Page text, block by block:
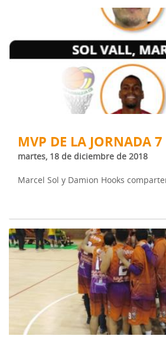
MVP DE LA JORNADA 7
martes, 18 de diciembre de 2018
Marcel Sol y Damion Hooks